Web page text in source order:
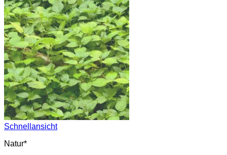
Schnellansicht
Natur*